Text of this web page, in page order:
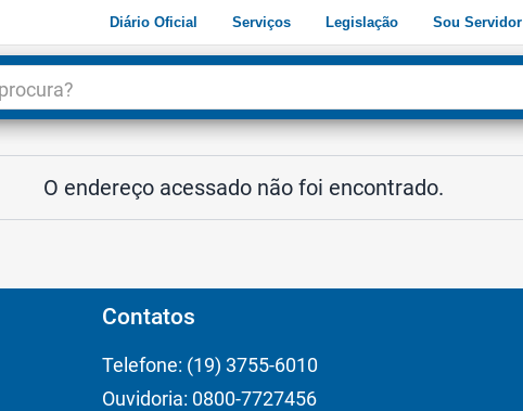
Diário Oficial Serviços Legislação Sou Servidor
O endereço acessado não foi encontrado.
Contatos
Telefone: (19) 3755-6010
Ouvidoria: 0800-7727456